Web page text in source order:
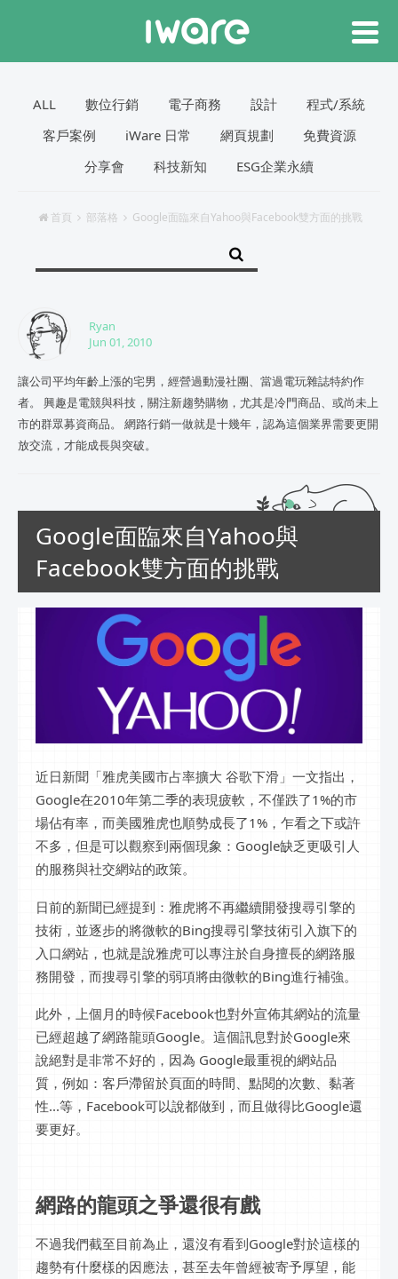
ALL 數位行銷 電子商務 設計
程式/系統
客戶案例
iWare 日常 網頁規劃
免費資源
分享會
科技新知 ESG企業永續
首頁 部落格 Google面臨來自Yahoo與Facebook雙方面的挑戰
Ryan
Jun 01, 2010
讓公司平均年齡上漲的宅男，經營過動漫社團、當過電玩雜誌特約作
者。 興趣是電競與科技，關注新趨勢購物，尤其是冷門商品、或尚未上
市的群眾募資商品。 網路行銷一做就是十幾年，認為這個業界需要更開
放交流，才能成長與突破。
Google面臨來自Yahoo與
Facebook雙方面的挑戰
近日新聞「雅虎美國市占率擴大 谷歌下滑」一文指出，
Google在2010年第二季的表現疲軟，不僅跌了1%的市
場佔有率，而美國雅虎也順勢成長了1%，乍看之下或許
不多，但是可以觀察到兩個現象：Google缺乏更吸引人
的服務與社交網站的政策。
日前的新聞已經提到：雅虎將不再繼續開發搜尋引擎的
技術，並逐步的將微軟的Bing搜尋引擎技術引入旗下的
入口網站，也就是說雅虎可以專注於自身擅長的網路服
務開發，而搜尋引擎的弱項將由微軟的Bing進行補強。
此外，上個月的時候Facebook也對外宣佈其網站的流量
已經超越了網路龍頭Google。這個訊息對於Google來
說絕對是非常不好的，因為 Google最重視的網站品
質，例如：客戶滯留於頁面的時間、點閱的次數、黏著
性...等，Facebook可以說都做到，而且做得比Google還
要更好。
網路的龍頭之爭還很有戲
不過我們截至目前為止，還沒有看到Google對於這樣的
趨勢有什麼樣的因應法，甚至去年曾經被寄予厚望，能